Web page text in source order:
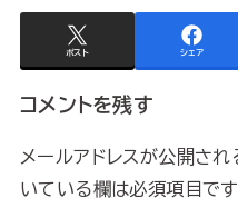
ポスト シェア
コメントを残す
メールアドレスが公開され
いている欄は必須項目です